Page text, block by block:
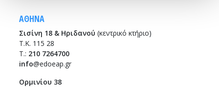
ΑΘΗΝΑ
Σισίνη 18 & Ηριδανού (κεντρικό κτήριο)
Τ.Κ. 115 28
T.: 210 7264700
info@edoeap.gr
Ορμινίου 38